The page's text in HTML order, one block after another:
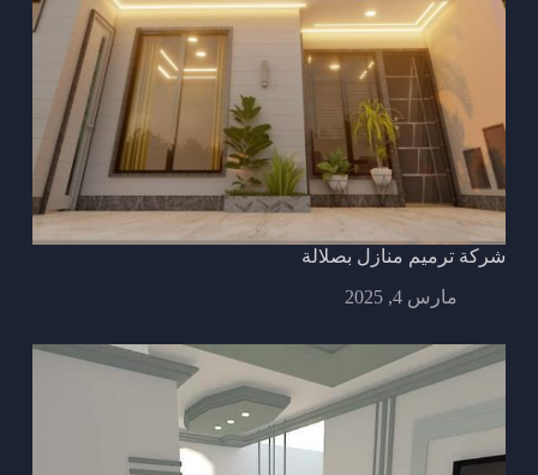
شركة ترميم منازل بصلالة
مارس 4, 2025